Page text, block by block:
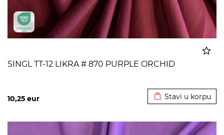
SINGL TT-12 LIKRA # 870 PURPLE ORCHID
10,25 eur Stavi u korpu